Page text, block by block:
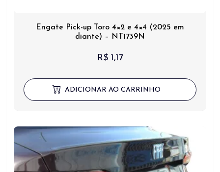
Engate Pick-up Toro 4×2 e 4×4 (2025 em
diante) – NT1739N
R$1,17
ADICIONAR AO CARRINHO